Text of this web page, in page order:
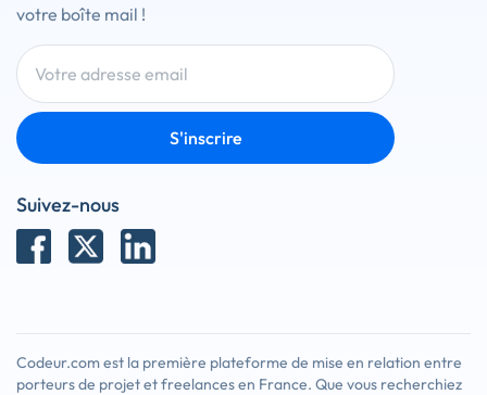
votre boîte mail !
S'inscrire
Suivez-nous
Codeur.com est la première plateforme de mise en relation entre
porteurs de projet et freelances en France. Que vous recherchiez